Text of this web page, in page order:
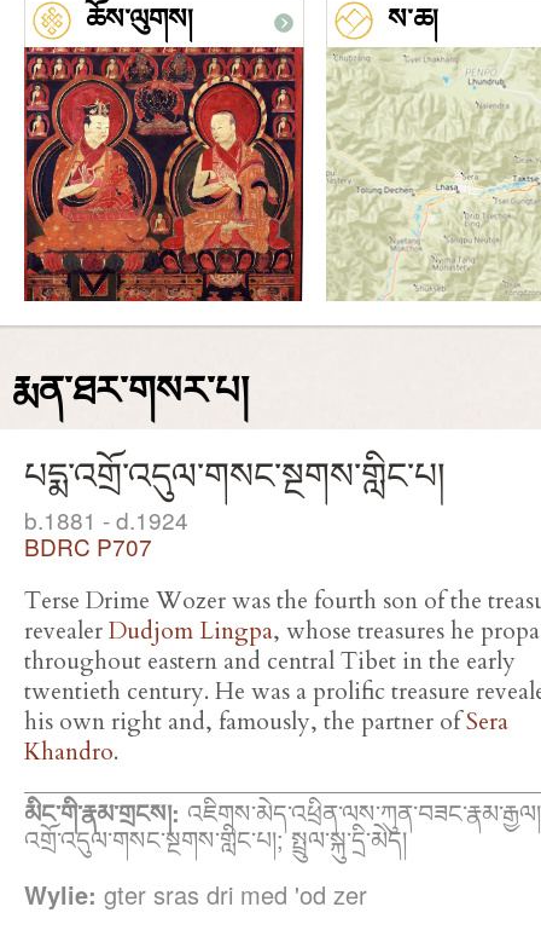
ཆོས་ལུགས། ས་ཆ།
རྨན་ཐར་གསར་པ།
པདྨ་འགྲོ་འདུལ་གསང་སྔགས་གླིང་པ།
b.1881 - d.1924
BDRC P707
Terse Drime Wozer was the fourth son of the
revealerDudjom Lingpa, whose treasures he
throughout eastern and central Tibet in the early
twentieth century. He was a prolific treasure
his own right and, famously, the partner ofSera
Khandro.
མིང་གི་རྣམ་གྲངས།:
འགྲོ་འདུལ་གསང་སྔགས་གླིང་པ།; སྤྲུལ་སྐུ་དྲི་མེད།
Wylie: gter sras dri med 'od zer